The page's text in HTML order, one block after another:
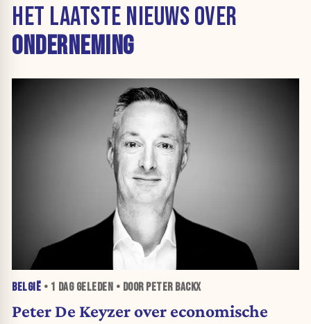
HET LAATSTE NIEUWS OVER
ONDERNEMING
BELGIË • 1 DAGGELEDEN • DOOR PETER BACKX
Peter De Keyzer over economische